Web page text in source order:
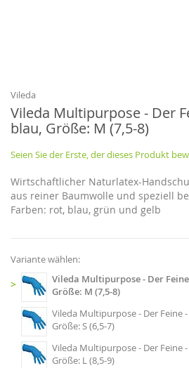
Bildgalerie
springen
Vileda
Vileda Multipurpose - Der
blau, Größe: M (7,5-8)
Seien Sie der Erste, der dieses Produkt
Wirtschaftlicher Naturlatex-
aus reiner Baumwolle und speziell
Farben: rot, blau, grün und gelb
Variante wählen:
>
Vileda Multipurpose - Der
Größe: M (7,5-8)
Vileda Multipurpose - Der Feine
Größe: S (6,5-7)
Vileda Multipurpose - Der Feine
Größe: L (8,5-9)